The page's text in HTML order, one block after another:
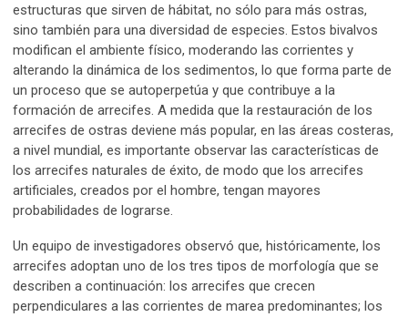
estructuras que sirven de hábitat, no sólo para más ostras,
sino también para una diversidad de especies. Estos bivalvos
modifican el ambiente físico, moderando las corrientes y
alterando la dinámica de los sedimentos, lo que forma parte de
un proceso que se autoperpetúa y que contribuye a la
formación de arrecifes. A medida que la restauración de los
arrecifes de ostras deviene más popular, en las áreas costeras,
a nivel mundial, es importante observar las características de
los arrecifes naturales de éxito, de modo que los arrecifes
artificiales, creados por el hombre, tengan mayores
probabilidades de lograrse.
Un equipo de investigadores observó que, históricamente, los
arrecifes adoptan uno de los tres tipos de morfología que se
describen a continuación: los arrecifes que crecen
perpendiculares a las corrientes de marea predominantes; los